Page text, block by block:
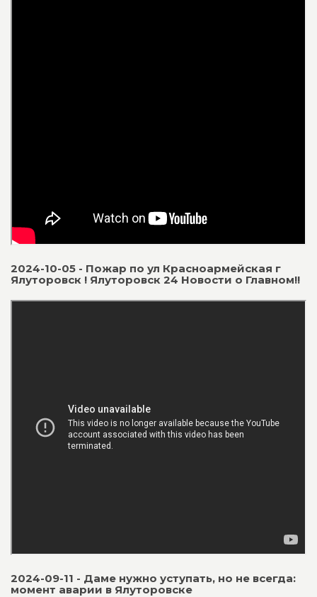
2024-10-05 - Пожар по ул Красноармейская г
Ялуторовск ! Ялуторовск 24 Новости о Главном!!
2024-09-11 - Даме нужно уступать, но не всегда:
момент аварии в Ялуторовске